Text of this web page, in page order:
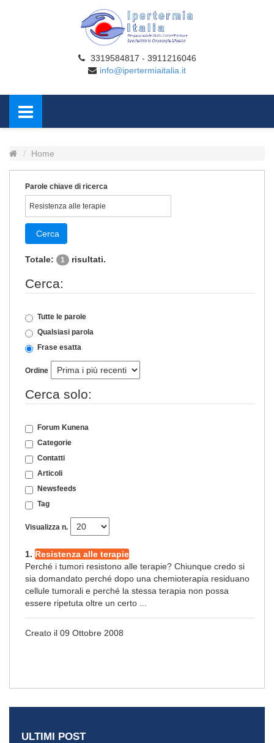
3319584817 - 3911216046
info@ipertermiaitalia.it
Home
Parole chiave di ricerca
Cerca
Totale: 1 risultati.
Cerca:
Tutte le parole
Qualsiasi parola
Frase esatta
Ordine
Cerca solo:
Forum Kunena
Categorie
Contatti
Articoli
Newsfeeds
Tag
Visualizza n.
1. Resistenza alle terapie
Perché i tumori resistono alle terapie? Chiunque credo si
sia domandato perché dopo una chemioterapia residuano
cellule tumorali e perché la stessa terapia non possa
essere ripetuta oltre un certo ...
Creato il 09 Ottobre 2008
ULTIMI POST